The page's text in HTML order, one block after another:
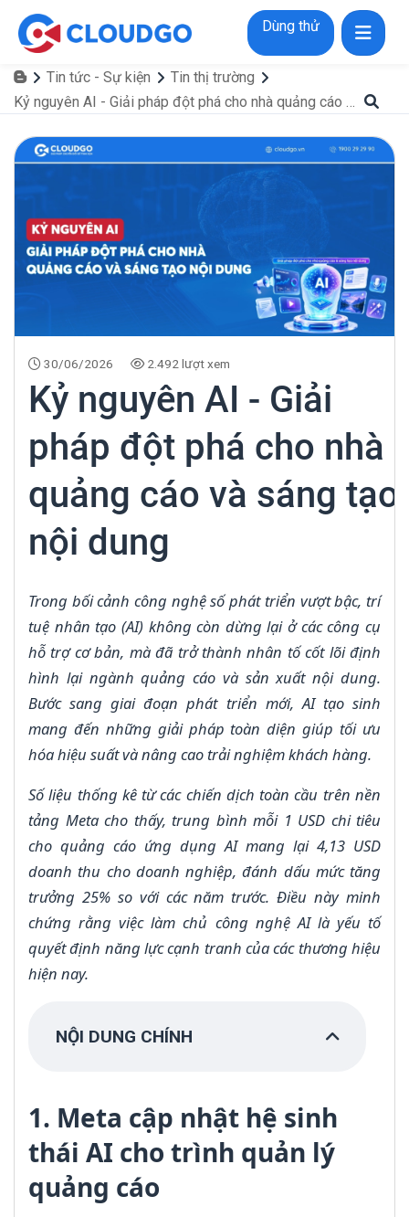
Dùng thử
Tin tức - Sự kiện
Tin thị trường
Kỷ nguyên AI - Giải pháp đột phá cho nhà quảng cáo và sáng tạo nội dung
30/06/2026 2.492 lượt xem
Kỷ nguyên AI - Giải
pháp đột phá cho nhà
quảng cáo và sáng tạo
nội dung
Trong bối cảnh công nghệ số phát triển vượt bậc, trí
tuệ nhân tạo (AI) không còn dừng lại ở các công cụ
hỗ trợ cơ bản, mà đã trở thành nhân tố cốt lõi định
hình lại ngành quảng cáo và sản xuất nội dung.
Bước sang giai đoạn phát triển mới, AI tạo sinh
mang đến những giải pháp toàn diện giúp tối ưu
hóa hiệu suất và nâng cao trải nghiệm khách hàng.
Số liệu thống kê từ các chiến dịch toàn cầu trên nền
tảng Meta cho thấy, trung bình mỗi 1 USD chi tiêu
cho quảng cáo ứng dụng AI mang lại 4,13 USD
doanh thu cho doanh nghiệp, đánh dấu mức tăng
trưởng 25% so với các năm trước. Điều này minh
chứng rằng việc làm chủ công nghệ AI là yếu tố
quyết định năng lực cạnh tranh của các thương hiệu
hiện nay.
NỘI DUNG CHÍNH
1. Meta cập nhật hệ sinh
thái AI cho trình quản lý
quảng cáo